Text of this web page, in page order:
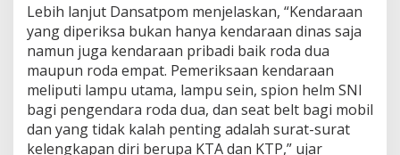
t
i
b
a
n
Lebih lanjut Dansatpom menjelaskan, “Kendaraan
yang diperiksa bukan hanya kendaraan dinas saja
namun juga kendaraan pribadi baik roda dua
maupun roda empat. Pemeriksaan kendaraan
meliputi lampu utama, lampu sein, spion helm SNI
bagi pengendara roda dua, dan seat belt bagi mobil
dan yang tidak kalah penting adalah surat-surat
kelengkapan diri berupa KTA dan KTP,” ujar